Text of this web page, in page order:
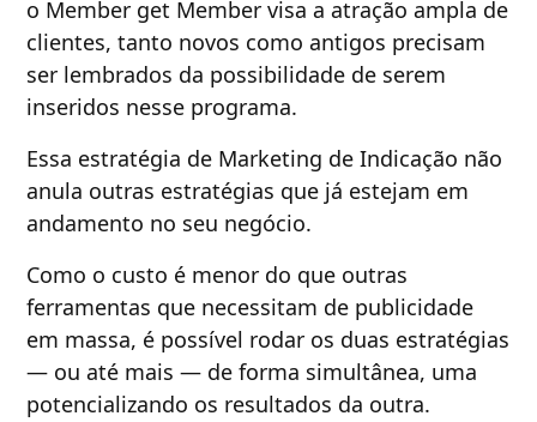
o Member get Member visa a atração ampla de
clientes, tanto novos como antigos precisam
ser lembrados da possibilidade de serem
inseridos nesse programa.
Essa estratégia de Marketing de Indicação não
anula outras estratégias que já estejam em
andamento no seu negócio.
Como o custo é menor do que outras
ferramentas que necessitam de publicidade
em massa, é possível rodar os duas estratégias
— ou até mais — de forma simultânea, uma
potencializando os resultados da outra.